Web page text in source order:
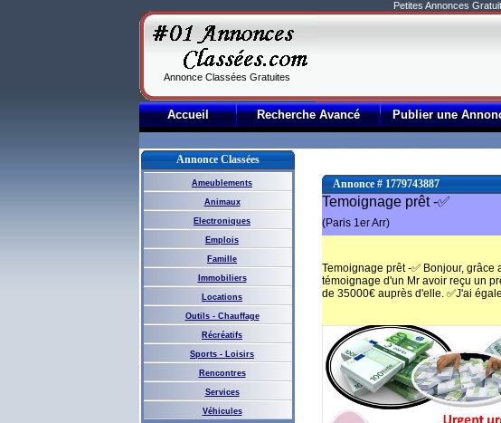
Petites Annonces
Annonce Classées Gratuites
Accueil Recherche Avancé Publier une
Annonce Classées
Ameublements
Animaux
Electroniques
Emplois
Famille
Immobiliers
Locations
Outils - Chauffage
Récréatifs
Sports - Loisirs
Rencontres
Services
Véhicules
Annonce # 1779743887
Temoignage prêt -✅
(Paris 1er Arr)
Temoignage prêt -✅ Bonjour, grâce
témoignage d'un Mr avoir reçu un
de 35000€ auprès d'elle. ✅J'ai